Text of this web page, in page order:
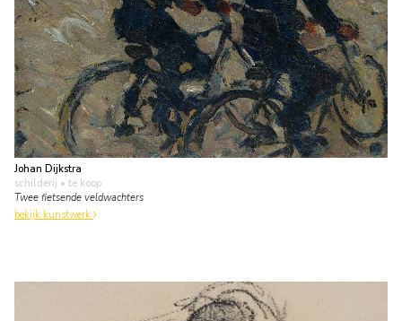
Johan Dijkstra
schilderij • te koop
Twee fietsende veldwachters
bekijk kunstwerk